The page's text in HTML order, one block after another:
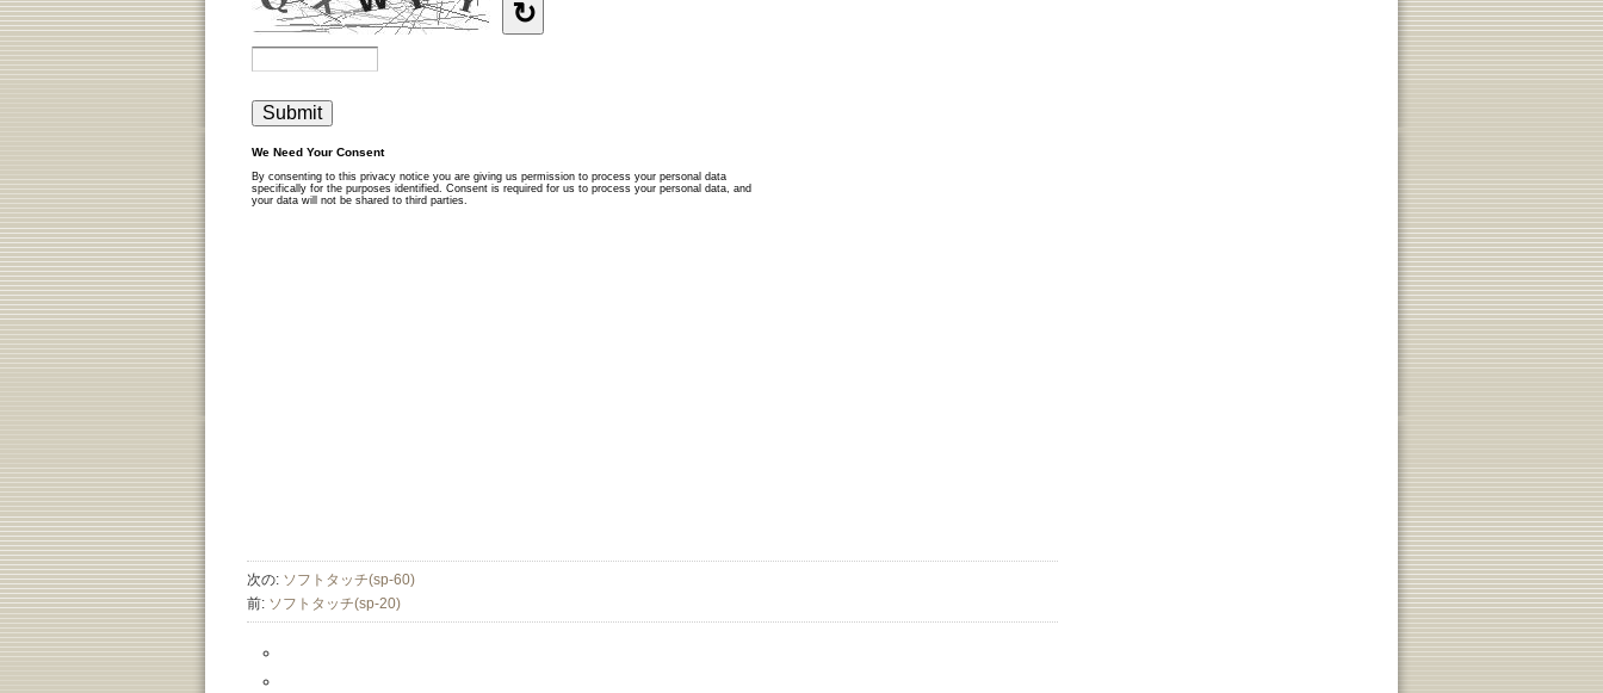
次の: ソフトタッチ(sp-60)
前: ソフトタッチ(sp-20)